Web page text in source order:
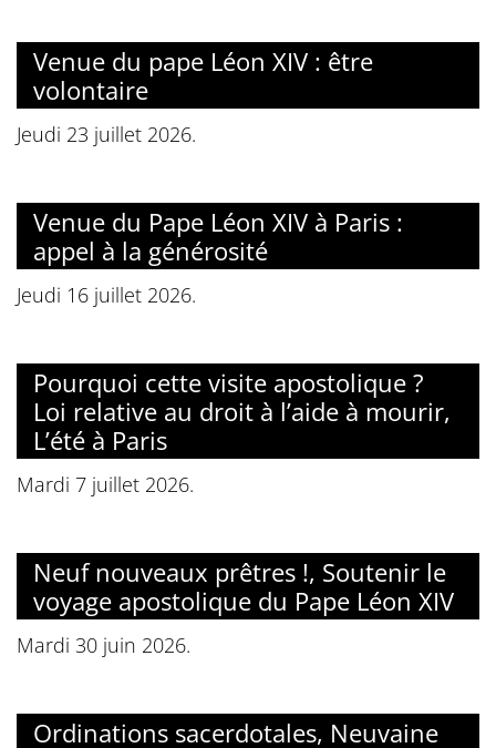
Venue du pape Léon XIV : être
volontaire
Jeudi 23 juillet 2026.
Venue du Pape Léon XIV à Paris :
appel à la générosité
Jeudi 16 juillet 2026.
Pourquoi cette visite apostolique ?
Loi relative au droit à l’aide à mourir,
L’été à Paris
Mardi 7 juillet 2026.
Neuf nouveaux prêtres !, Soutenir le
voyage apostolique du Pape Léon XIV
Mardi 30 juin 2026.
Ordinations sacerdotales, Neuvaine